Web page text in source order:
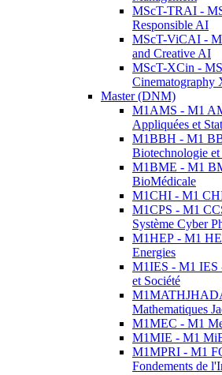
MScT-TRAI -
Responsible AI
MScT-ViCAI -
and Creative AI
MScT-XCin -
Cinematography
Master (DNM)
M1AMS - M1
Appliquées et
M1BBH - M1
Biotechnologie et
M1BME - M1
BioMédicale
M1CHI - M1
M1CPS - M1
Système Cyber
M1HEP - M1
Energies
M1IES - M1 IES
et Société
Mathematiques
M1MEC - M1
M1MIE - M1
M1MPRI - M1
Fondements de